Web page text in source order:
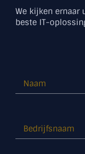
We kijken ernaar
beste IT-